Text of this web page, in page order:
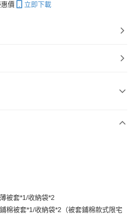
價 立即下載
被套*1/收納袋*2
棉被套*1/收納袋*2（被套鋪棉款式限宅